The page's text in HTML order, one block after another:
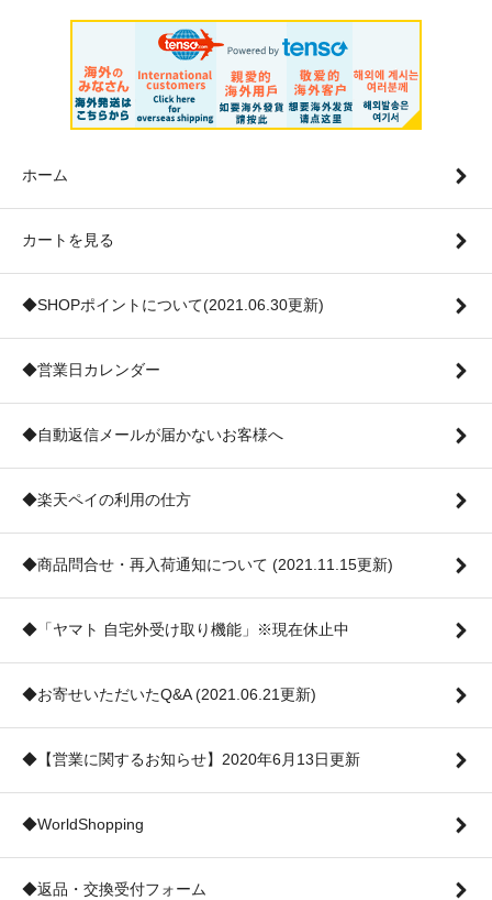
ホーム
カートを見る
◆SHOPポイントについて(2021.06.30更新)
◆営業日カレンダー
◆自動返信メールが届かないお客様へ
◆楽天ペイの利用の仕方
◆商品問合せ・再入荷通知について (2021.11.15更新)
◆「ヤマト 自宅外受け取り機能」※現在休止中
◆お寄せいただいたQ&A (2021.06.21更新)
◆【営業に関するお知らせ】2020年6月13日更新
◆WorldShopping
◆返品・交換受付フォーム